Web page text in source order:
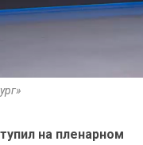
на пленарном